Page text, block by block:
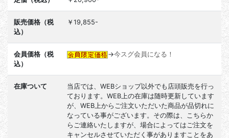
販売価格（税
込）
￥19,855-
会員価格（税
込）
→今スグ会員になる！
在庫ついて
当店では、WEBショップ以外でも店頭販売を行っ
ております。WEB上の在庫は随時更新しています
が、WEB上からご注文いただいた商品が品切れに
なっている事がございます。その際は、こちらか
らご連絡いたしますが、場合によってはご注文を
キャンセルさせていただく事がありますことをあ